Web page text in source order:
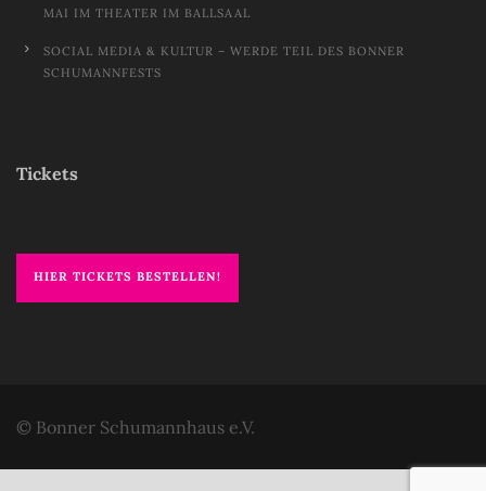
MAI IM THEATER IM BALLSAAL
SOCIAL MEDIA & KULTUR – WERDE TEIL DES BONNER
SCHUMANNFESTS
Tickets
HIER TICKETS BESTELLEN!
© Bonner Schumannhaus e.V.